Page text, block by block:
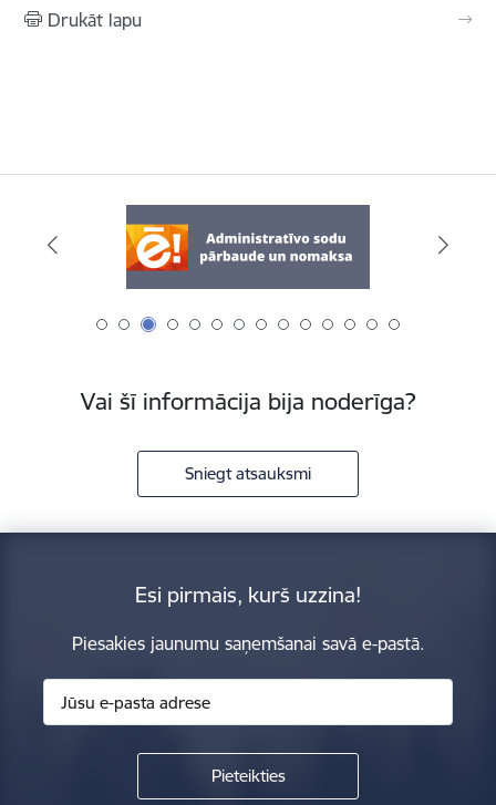
Drukāt lapu
Vai šī informācija bija noderīga?
Sniegt atsauksmi
Esi pirmais, kurš uzzina!
Piesakies jaunumu saņemšanai savā e-pastā.